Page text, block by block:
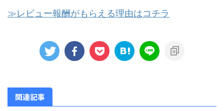
≫レビュー報酬がもらえる理由はコチラ
関連記事